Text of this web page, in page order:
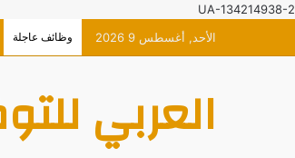
UA-134214938-2
الأحد, أغسطس 9 2026
وظائف عاجلة
العربي